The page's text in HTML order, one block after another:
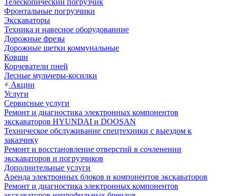
Телескопический погрузчик
Фронтальные погрузчики
Экскаваторы
Техника и навесное оборудованние
Дорожные фрезы
Дорожные щетки коммунальные
Ковши
Корчеватели пней
Лесные мульчеры-косилки
Акции
Услуги
Сервисные услуги
Ремонт и диагностика электронных компонентов
экскаваторов HYUNDAI и DOOSAN
Техническое обслуживание спецтехники с выездом к
заказчику
Ремонт и восстановление отверстий в сочленении
экскаваторов и погрузчиков
Дополнительные услуги
Аренда электронных блоков и компонентов экскаваторов
Ремонт и диагностика электронных компонентов